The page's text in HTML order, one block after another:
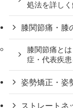
処法を詳しく
膝関節痛・膝
膝関節痛と
症・代表疾
姿勢矯正・姿
ストレートネ